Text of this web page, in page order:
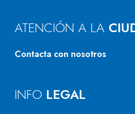
ATENCIÓN A LA
Contacta con nosotros
INFO LEGAL